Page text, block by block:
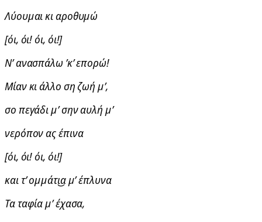
Λύουμαι κι αροθυμώ
[όι, όι! όι, όι!]
Ν’ ανασπάλω ’κ’ επορώ!
Μίαν κι άλλο ση ζωή μ’,
σο πεγάδι μ’ σην αυλή μ’
νερόπον ας έπινα
[όι, όι! όι, όι!]
και τ’ ομμάτι͜α μ’ έπλυνα
Τα ταφία μ’ έχασα,